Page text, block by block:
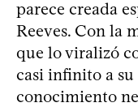
parece creada
Reeves. Con la
que lo viralizó
casi infinito a su
conocimiento